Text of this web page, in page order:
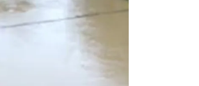
นิยาย